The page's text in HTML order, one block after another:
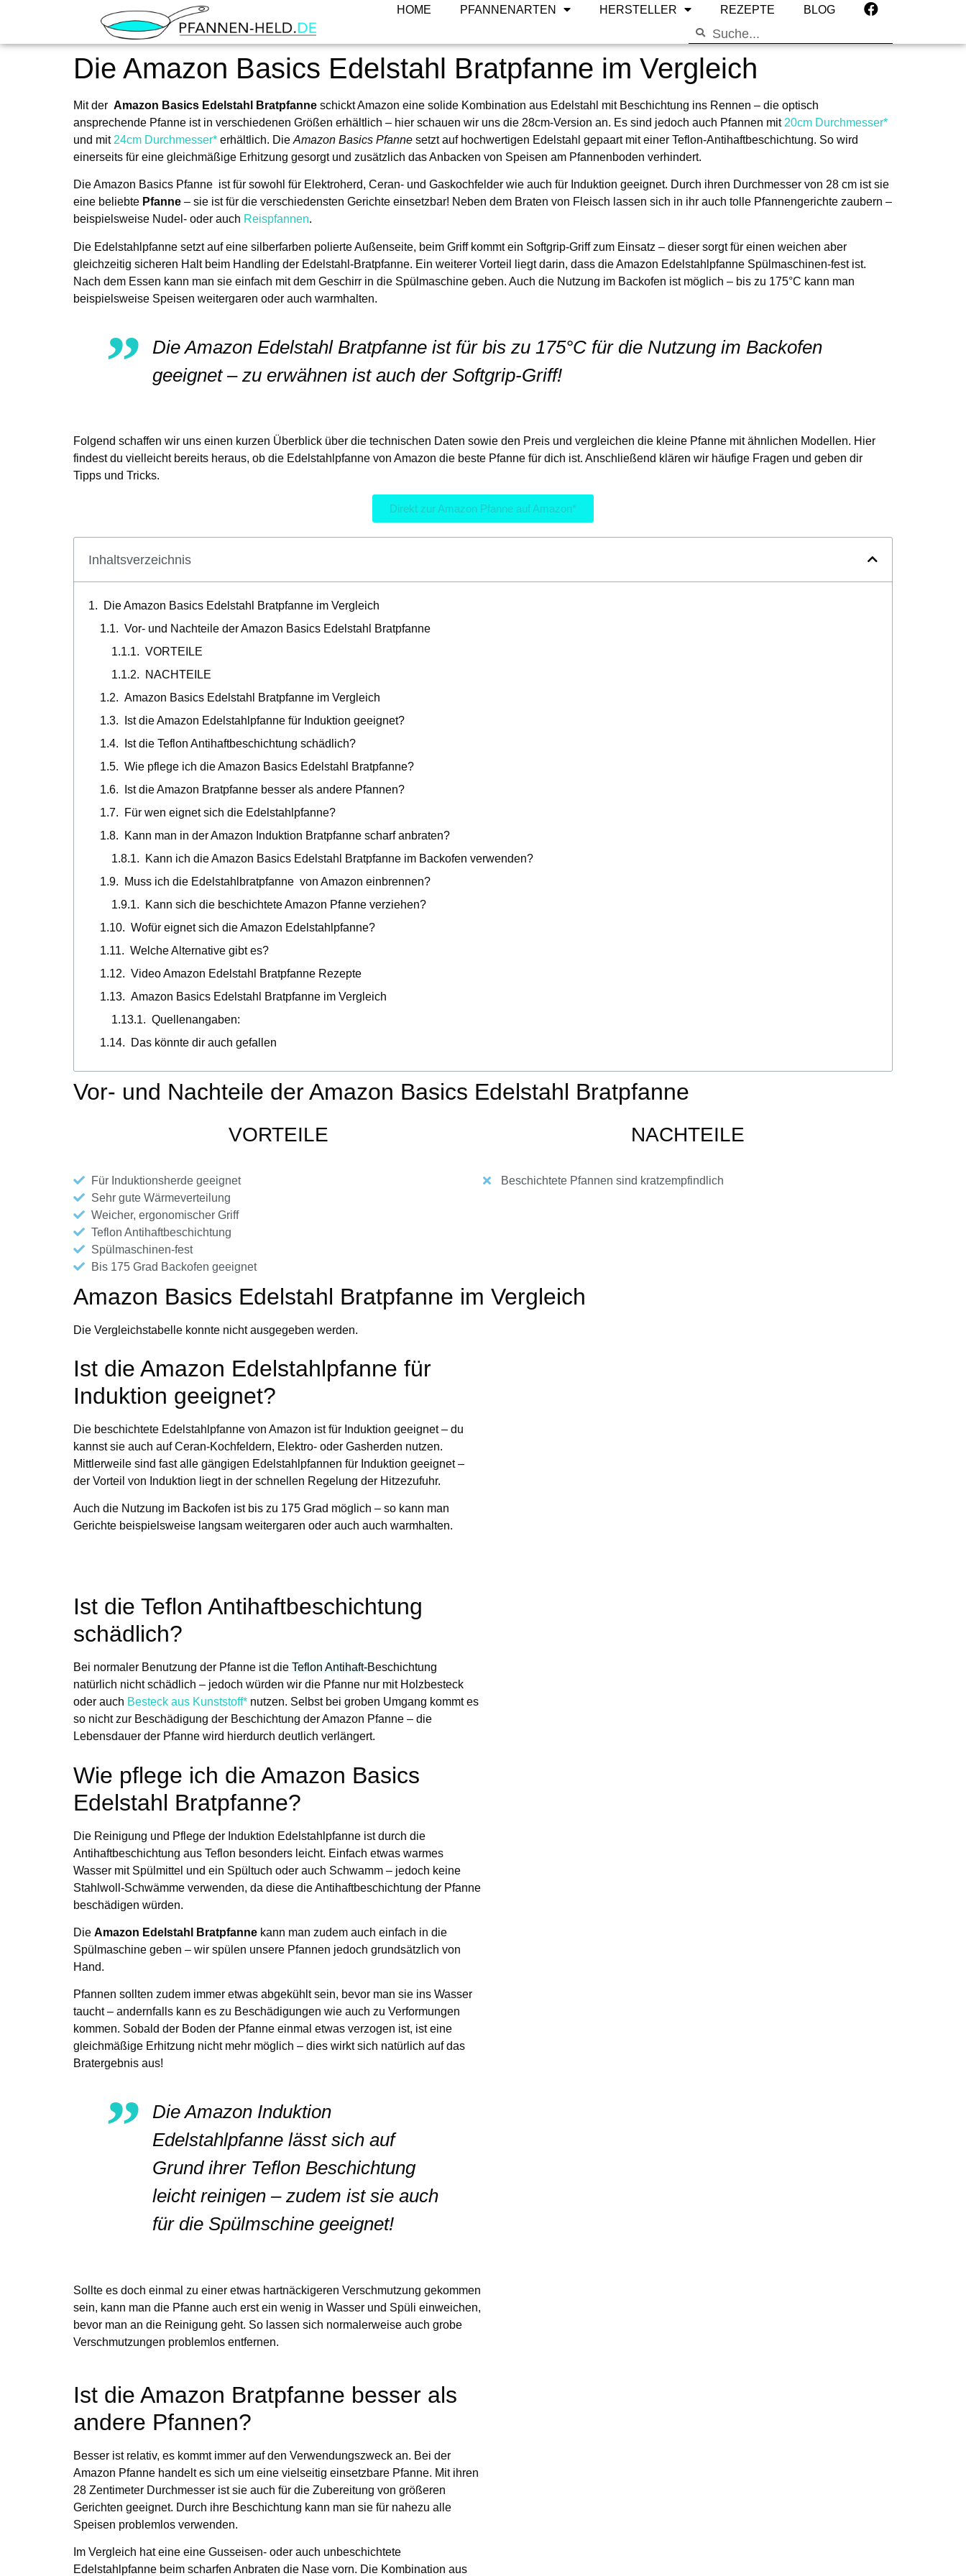
HOME PFANNENARTEN HERSTELLER REZEPTE BLOG
Amazon Basics Edelstahl Bratpfanne
Die Amazon Basics Edelstahl Bratpfanne im Vergleich
Mit der Amazon Basics Edelstahl Bratpfanne schickt Amazon eine solide Kombination aus Edelstahl mit Beschichtung ins Rennen – die optisch
ansprechende Pfanne ist in verschiedenen Größen erhältlich – hier schauen wir uns die 28cm-Version an. Es sind jedoch auch Pfannen mit 20cm Durchmesser*
und mit 24cm Durchmesser* erhältlich. Die Amazon Basics Pfanne setzt auf hochwertigen Edelstahl gepaart mit einer Teflon-Antihaftbeschichtung. So wird
einerseits für eine gleichmäßige Erhitzung gesorgt und zusätzlich das Anbacken von Speisen am Pfannenboden verhindert.
Die Amazon Basics Pfanne ist für sowohl für Elektroherd, Ceran- und Gaskochfelder wie auch für Induktion geeignet. Durch ihren Durchmesser von 28 cm ist sie
eine beliebte Pfanne – sie ist für die verschiedensten Gerichte einsetzbar! Neben dem Braten von Fleisch lassen sich in ihr auch tolle Pfannengerichte zaubern –
beispielsweise Nudel- oder auch Reispfannen.
Die Edelstahlpfanne setzt auf eine silberfarben polierte Außenseite, beim Griff kommt ein Softgrip-Griff zum Einsatz – dieser sorgt für einen weichen aber
gleichzeitig sicheren Halt beim Handling der Edelstahl-Bratpfanne. Ein weiterer Vorteil liegt darin, dass die Amazon Edelstahlpfanne Spülmaschinen-fest ist.
Nach dem Essen kann man sie einfach mit dem Geschirr in die Spülmaschine geben. Auch die Nutzung im Backofen ist möglich – bis zu 175°C kann man
beispielsweise Speisen weitergaren oder auch warmhalten.
Die Amazon Edelstahl Bratpfanne ist für bis zu 175°C für die Nutzung im Backofen
geeignet – zu erwähnen ist auch der Softgrip-Griff!
Folgend schaffen wir uns einen kurzen Überblick über die technischen Daten sowie den Preis und vergleichen die kleine Pfanne mit ähnlichen Modellen. Hier
findest du vielleicht bereits heraus, ob die Edelstahlpfanne von Amazon die beste Pfanne für dich ist. Anschließend klären wir häufige Fragen und geben dir
Tipps und Tricks.
Direkt zur Amazon Pfanne auf Amazon*
Inhaltsverzeichnis
Die Amazon Basics Edelstahl Bratpfanne im Vergleich
Vor- und Nachteile der Amazon Basics Edelstahl Bratpfanne
VORTEILE
NACHTEILE
Amazon Basics Edelstahl Bratpfanne im Vergleich
Ist die Amazon Edelstahlpfanne für Induktion geeignet?
Ist die Teflon Antihaftbeschichtung schädlich?
Wie pflege ich die Amazon Basics Edelstahl Bratpfanne?
Ist die Amazon Bratpfanne besser als andere Pfannen?
Für wen eignet sich die Edelstahlpfanne?
Kann man in der Amazon Induktion Bratpfanne scharf anbraten?
Kann ich die Amazon Basics Edelstahl Bratpfanne im Backofen verwenden?
Muss ich die Edelstahlbratpfanne von Amazon einbrennen?
Kann sich die beschichtete Amazon Pfanne verziehen?
Wofür eignet sich die Amazon Edelstahlpfanne?
Welche Alternative gibt es?
Video Amazon Edelstahl Bratpfanne Rezepte
Amazon Basics Edelstahl Bratpfanne im Vergleich
Quellenangaben:
Das könnte dir auch gefallen
Vor- und Nachteile der Amazon Basics Edelstahl Bratpfanne
VORTEILE
Für Induktionsherde geeignet
Sehr gute Wärmeverteilung
Weicher, ergonomischer Griff
Teflon Antihaftbeschichtung
Spülmaschinen-fest
Bis 175 Grad Backofen geeignet
NACHTEILE
Beschichtete Pfannen sind kratzempfindlich
Amazon Basics Edelstahl Bratpfanne im Vergleich
Die Vergleichstabelle konnte nicht ausgegeben werden.
Ist die Amazon Edelstahlpfanne für
Induktion geeignet?
Die beschichtete Edelstahlpfanne von Amazon ist für Induktion geeignet – du
kannst sie auch auf Ceran-Kochfeldern, Elektro- oder Gasherden nutzen.
Mittlerweile sind fast alle gängigen Edelstahlpfannen für Induktion geeignet –
der Vorteil von Induktion liegt in der schnellen Regelung der Hitzezufuhr.
Auch die Nutzung im Backofen ist bis zu 175 Grad möglich – so kann man
Gerichte beispielsweise langsam weitergaren oder auch auch warmhalten.
Ist die Teflon Antihaftbeschichtung
schädlich?
Bei normaler Benutzung der Pfanne ist die Teflon Antihaft-Beschichtung
natürlich nicht schädlich – jedoch würden wir die Pfanne nur mit Holzbesteck
oder auch Besteck aus Kunststoff* nutzen. Selbst bei groben Umgang kommt es
so nicht zur Beschädigung der Beschichtung der Amazon Pfanne – die
Lebensdauer der Pfanne wird hierdurch deutlich verlängert.
Wie pflege ich die Amazon Basics
Edelstahl Bratpfanne?
Die Reinigung und Pflege der Induktion Edelstahlpfanne ist durch die
Antihaftbeschichtung aus Teflon besonders leicht. Einfach etwas warmes
Wasser mit Spülmittel und ein Spültuch oder auch Schwamm – jedoch keine
Stahlwoll-Schwämme verwenden, da diese die Antihaftbeschichtung der Pfanne
beschädigen würden.
Die Amazon Edelstahl Bratpfanne kann man zudem auch einfach in die
Spülmaschine geben – wir spülen unsere Pfannen jedoch grundsätzlich von
Hand.
Pfannen sollten zudem immer etwas abgekühlt sein, bevor man sie ins Wasser
taucht – andernfalls kann es zu Beschädigungen wie auch zu Verformungen
kommen. Sobald der Boden der Pfanne einmal etwas verzogen ist, ist eine
gleichmäßige Erhitzung nicht mehr möglich – dies wirkt sich natürlich auf das
Bratergebnis aus!
Die Amazon Induktion
Edelstahlpfanne lässt sich auf
Grund ihrer Teflon Beschichtung
leicht reinigen – zudem ist sie auch
für die Spülmschine geeignet!
Sollte es doch einmal zu einer etwas hartnäckigeren Verschmutzung gekommen
sein, kann man die Pfanne auch erst ein wenig in Wasser und Spüli einweichen,
bevor man an die Reinigung geht. So lassen sich normalerweise auch grobe
Verschmutzungen problemlos entfernen.
Ist die Amazon Bratpfanne besser als
andere Pfannen?
Besser ist relativ, es kommt immer auf den Verwendungszweck an. Bei der
Amazon Pfanne handelt es sich um eine vielseitig einsetzbare Pfanne. Mit ihren
28 Zentimeter Durchmesser ist sie auch für die Zubereitung von größeren
Gerichten geeignet. Durch ihre Beschichtung kann man sie für nahezu alle
Speisen problemlos verwenden.
Im Vergleich hat eine eine Gusseisen- oder auch unbeschichtete
Edelstahlpfanne beim scharfen Anbraten die Nase vorn. Die Kombination aus